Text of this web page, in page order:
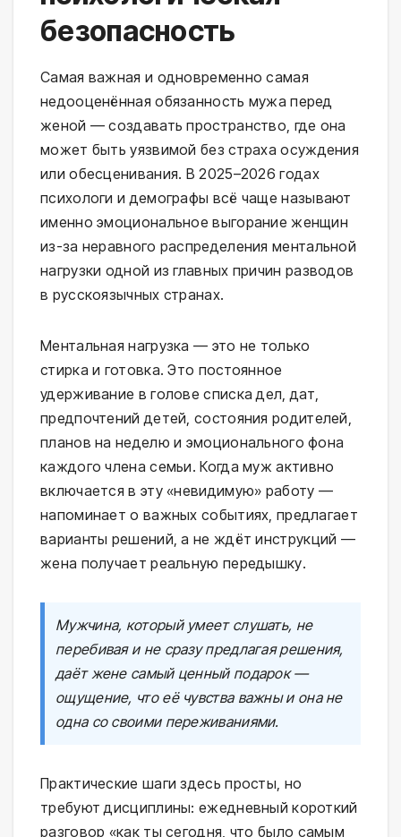
безопасность
Самая важная и одновременно самая
недооценённая обязанность мужа перед
женой — создавать пространство, где она
может быть уязвимой без страха осуждения
или обесценивания. В 2025–2026 годах
психологи и демографы всё чаще называют
именно эмоциональное выгорание женщин
из-за неравного распределения ментальной
нагрузки одной из главных причин разводов
в русскоязычных странах.
Ментальная нагрузка — это не только
стирка и готовка. Это постоянное
удерживание в голове списка дел, дат,
предпочтений детей, состояния родителей,
планов на неделю и эмоционального фона
каждого члена семьи. Когда муж активно
включается в эту «невидимую» работу —
напоминает о важных событиях, предлагает
варианты решений, а не ждёт инструкций —
жена получает реальную передышку.
Мужчина, который умеет слушать, не
перебивая и не сразу предлагая решения,
даёт жене самый ценный подарок —
ощущение, что её чувства важны и она не
одна со своими переживаниями.
Практические шаги здесь просты, но
требуют дисциплины: ежедневный короткий
разговор «как ты сегодня, что было самым